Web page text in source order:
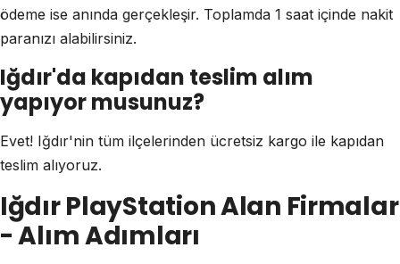
ödeme ise anında gerçekleşir. Toplamda 1 saat içinde nakit
paranızı alabilirsiniz.
Iğdır'da kapıdan teslim alım
yapıyor musunuz?
Evet! Iğdır'nin tüm ilçelerinden ücretsiz kargo ile kapıdan
teslim alıyoruz.
Iğdır PlayStation Alan Firmalar
- Alım Adımları